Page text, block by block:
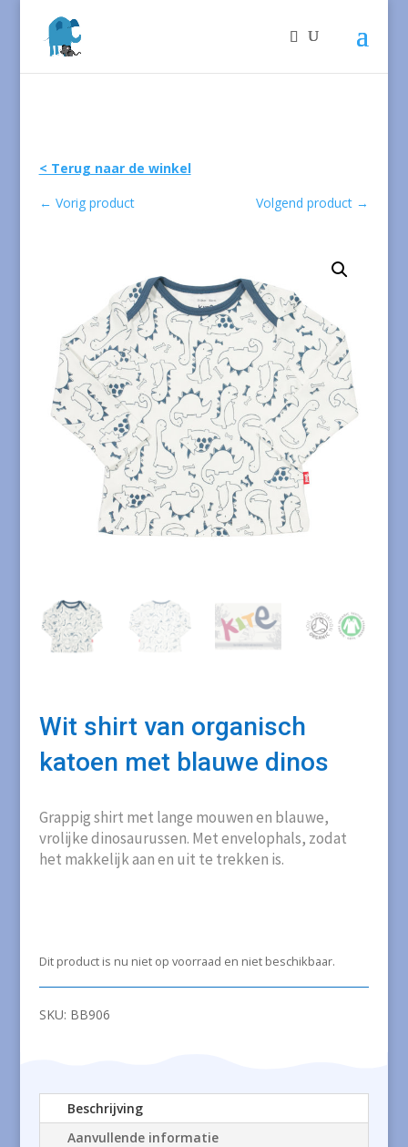
< Terug naar de winkel
← Vorig product Volgend product →
Wit shirt van organisch
katoen met blauwe dinos
Grappig shirt met lange mouwen en blauwe,
vrolijke dinosaurussen. Met envelophals, zodat
het makkelijk aan en uit te trekken is.
Dit product is nu niet op voorraad en niet beschikbaar.
SKU: BB906
Beschrijving
Aanvullende informatie